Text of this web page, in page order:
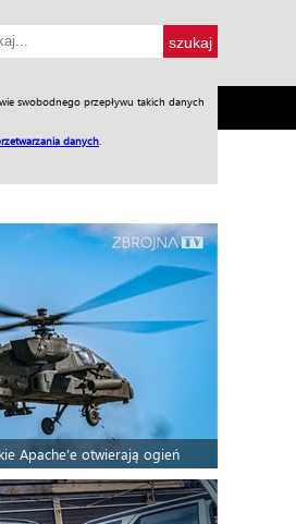
swobodnego przepływu takich danych
danych
Praca w WIW
Apache’e otwierają ogień